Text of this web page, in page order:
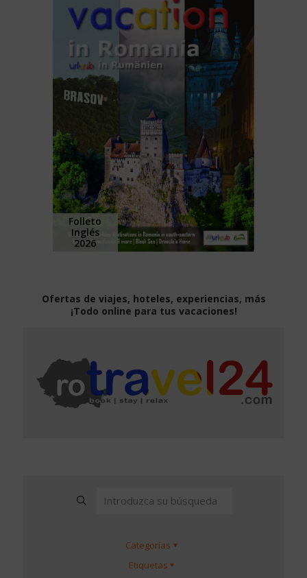
Folleto
Inglés
2026
Ofertas de viajes, hoteles, experiencias, más
¡Todo online para tus vacaciones!
Categorías
Etiquetas